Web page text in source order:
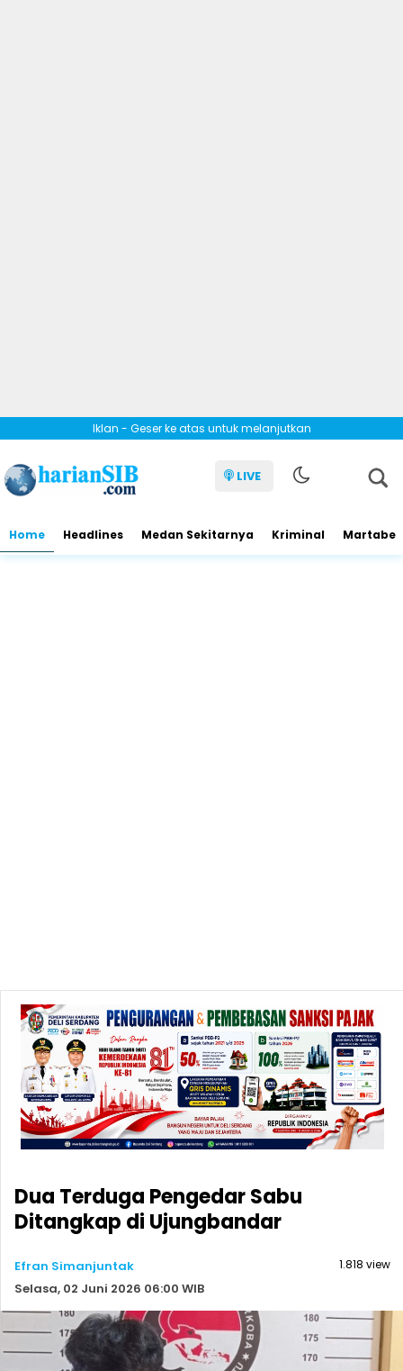
Iklan - Geser ke atas untuk melanjutkan
LIVE
Home Headlines Medan Sekitarnya Kriminal Martabe
Dua Terduga Pengedar Sabu
Ditangkap di Ujungbandar
Efran Simanjuntak
Selasa, 02 Juni 2026 06:00 WIB
1.818 view